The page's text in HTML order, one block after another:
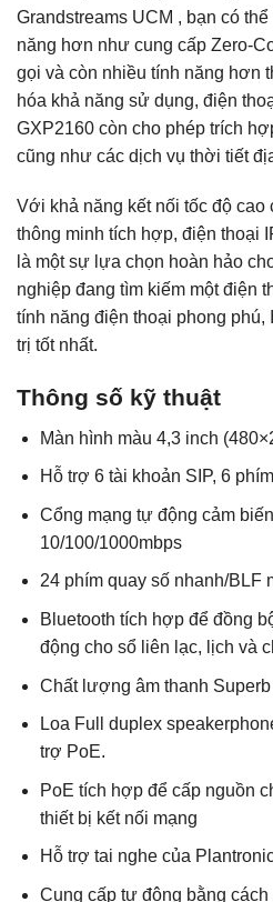
Grandstreams UCM , bạn có
năng hơn như cung cấp Zero-
gọi và còn nhiều tính năng hơn
hóa khả năng sử dụng, điện
GXP2160 còn cho phép trích
cũng như các dịch vụ thời tiết
Với khả năng kết nối tốc độ cao
thông minh tích hợp, điện thoại
là một sự lựa chọn hoàn hảo
nghiệp đang tìm kiếm một điện
tính năng điện thoại phong
trị tốt nhất.
Thông số kỹ thuật
Màn hình màu 4,3 inch
Hỗ trợ 6 tài khoản SIP, 6
Cổng mạng tự động cảm
10/100/1000mbps
24 phím quay số nhanh/BLF
Bluetooth tích hợp để đồng
động cho sổ liên lạc, lịch và
Chất lượng âm thanh
Loa Full duplex
trợ PoE.
PoE tích hợp để cấp nguồn
thiết bị kết nối mạng
Hỗ trợ tai nghe của
Cung cấp tự động bằng